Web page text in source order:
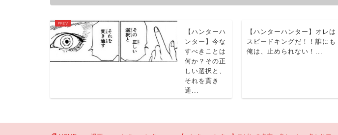
【ハンターハ
ンター】今な
すべきことは
何か？その正
しい選択と、
それを貫き
通...
【ハンターハンター】オレは
スピードキングだ！！誰にも
俺は、止められない！...